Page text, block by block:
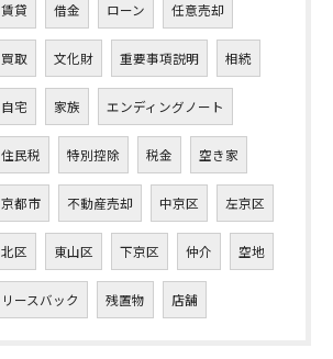
賃貸 借金 ローン 任意売却
買取 文化財 重要事項説明 相続
自宅 家族 エンディングノート
住民税 特別控除 税金 空き家
京都市 不動産売却 中京区 左京区
北区 東山区 下京区 仲介 空地
リースバック 残置物 店舗